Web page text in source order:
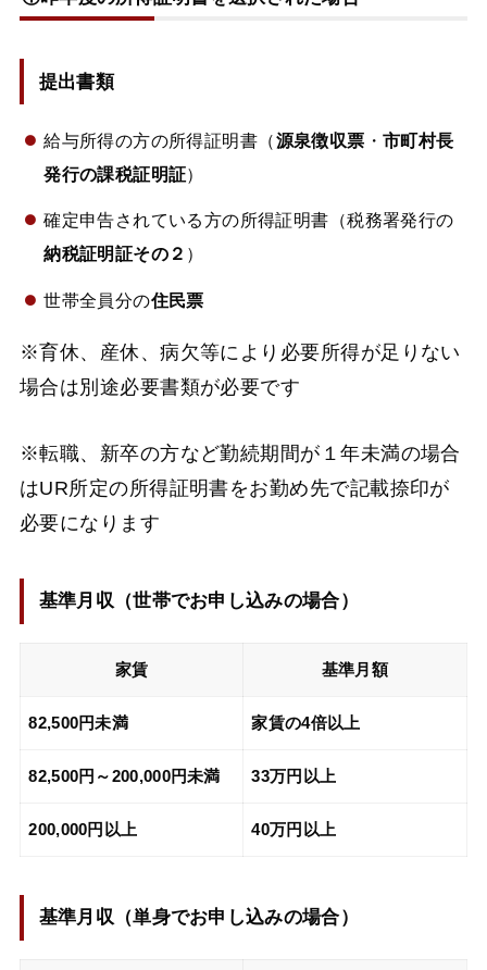
提出書類
給与所得の方の所得証明書（源泉徴収票 ・ 市町村長
発行の課税証明証）
確定申告されている方の所得証明書（税務署発行の
納税証明証その２ ）
世帯全員分の住民票
※育休、産休、病欠等により必要所得が足りない
場合は別途必要書類が必要です
※転職、新卒の方など勤続期間が１年未満の場合
はUR所定の所得証明書をお勤め先で記載捺印が
必要になります
基準月収（世帯でお申し込みの場合）
家賃 基準月額
82,500円未満 家賃の4倍以上
82,500円～200,000円未満 33万円以上
200,000円以上 40万円以上
基準月収（単身でお申し込みの場合）